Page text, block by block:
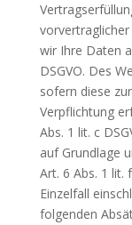
wir Ihre Daten
DSGVO. Des
sofern diese
Verpflichtung
Abs. 1 lit. c
auf Grundlage
Art. 6 Abs. 1 lit.
Einzelfall
folgenden